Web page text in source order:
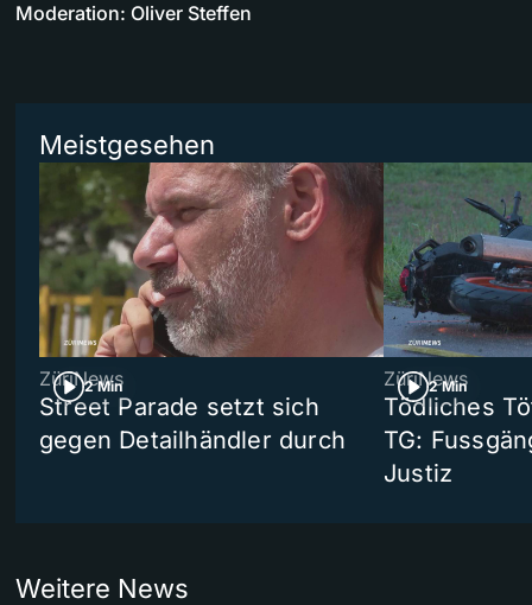
Moderation: Oliver Steffen
Meistgesehen
2 Min
ZüriNews
Street Parade setzt sich
gegen Detailhändler durch
2 Min
ZüriNews
Tödliches
TG:
Justiz
Weitere News